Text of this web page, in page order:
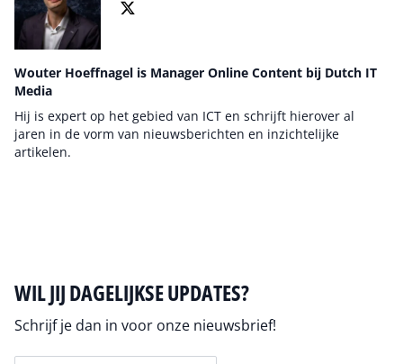
Wouter Hoeffnagel is Manager Online Content bij Dutch IT
Media
Hij is expert op het gebied van ICT en schrijft hierover al
jaren in de vorm van nieuwsberichten en inzichtelijke
artikelen.
WIL JIJ DAGELIJKSE UPDATES?
Schrijf je dan in voor onze nieuwsbrief!